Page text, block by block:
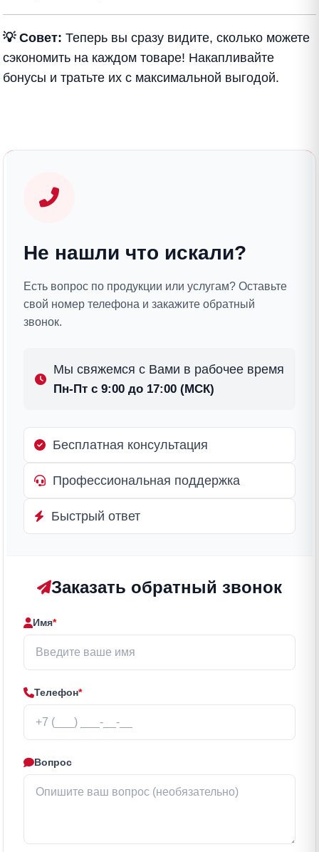
💡 Совет: Теперь вы сразу видите, сколько можете
сэкономить на каждом товаре! Накапливайте
бонусы и тратьте их с максимальной выгодой.
Не нашли что искали?
Есть вопрос по продукции или услугам? Оставьте
свой номер телефона и закажите обратный
звонок.
Мы свяжемся с Вами в рабочее время
Пн-Пт с 9:00 до 17:00 (МСК)
Бесплатная консультация
Профессиональная поддержка
Быстрый ответ
Заказать обратный звонок
Имя*
Телефон*
Вопрос